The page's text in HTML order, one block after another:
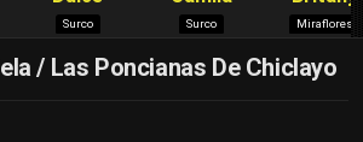
/ Las Poncianas De Chiclayo